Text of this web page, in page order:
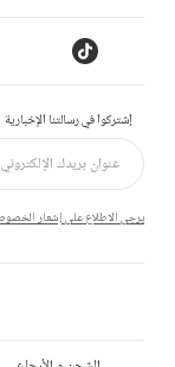
إشتركوا في رسالتنا الإخبارية
يرجى الاطلاع على إشعار